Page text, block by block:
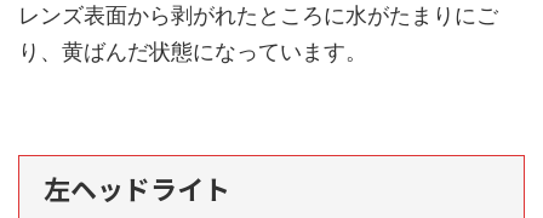
レンズ表面から剥がれたところに水がたまりにご
り、黄ばんだ状態になっています。
左ヘッドライト